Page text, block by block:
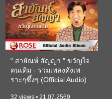
" สายัณห์ สัญญา " ขวัญใจ
คนเดิม - รวมเพลงดังเพ
ราะๆซึ้งๆ (Official Audio)
32 views • 21.07.2569